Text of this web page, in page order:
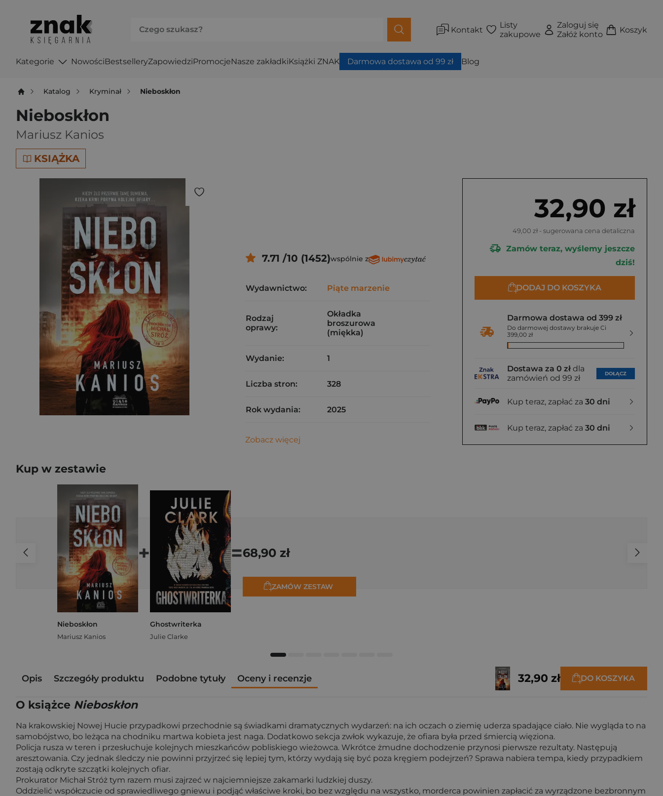
Kontakt
Listy
zakupowe
Zaloguj się
Załóż konto
Koszyk
Kategorie NowościBestselleryZapowiedziPromocjeNasze zakładkiKsiążki ZNAK Darmowa dostawa od 99 zł Blog
Katalog Kryminał Nieboskłon
Nieboskłon
Mariusz Kanios
KSIĄŻKA
32,90 zł
49,00 zł - sugerowana cena detaliczna
Zamów teraz, wyślemy jeszcze
dziś!
DODAJ DO KOSZYKA
Darmowa dostawa od 399 zł
Do darmowej dostawy brakuje Ci
399,00 zł
Dostawa za 0 zł dla
zamówień od 99 zł
DOŁĄCZ
Kup teraz, zapłać za 30 dni
Kup teraz, zapłać za 30 dni
7.71 /10 (1452)wspólnie z
Wydawnictwo: Piąte marzenie
Rodzaj
oprawy:
Okładka
broszurowa
(miękka)
Wydanie: 1
Liczba stron: 328
Rok wydania: 2025
Zobacz więcej
Kup w zestawie
Nieboskłon
Mariusz Kanios
+
Ghostwriterka
Julie Clarke
=68,90 zł
ZAMÓW ZESTAW
Opis Szczegóły produktu Podobne tytuły Oceny i recenzje 32,90 zł DO KOSZYKA
O książce Nieboskłon
Na krakowskiej Nowej Hucie przypadkowi przechodnie są świadkami dramatycznych wydarzeń: na ich oczach o ziemię uderza spadające ciało. Nie wygląda to na
samobójstwo, bo leżąca na chodniku martwa kobieta jest naga. Dodatkowo sekcja zwłok wykazuje, że ofiara była przed śmiercią więziona.
Policja rusza w teren i przesłuchuje kolejnych mieszkańców pobliskiego wieżowca. Wkrótce żmudne dochodzenie przynosi pierwsze rezultaty. Następują
aresztowania. Czy jednak śledczy nie powinni przyjrzeć się lepiej tym, którzy wydają się być poza kręgiem podejrzeń? Sprawa nabiera tempa, kiedy przypadkiem
zostają odkryte szczątki kolejnych ofiar.
Prokurator Michał Stróż tym razem musi zajrzeć w najciemniejsze zakamarki ludzkiej duszy.
Oddzielić współczucie od sprawiedliwego gniewu i podjąć właściwe kroki, bo bez względu na wszystko, morderca powinien zapłacić za wyrządzone bezbronnym